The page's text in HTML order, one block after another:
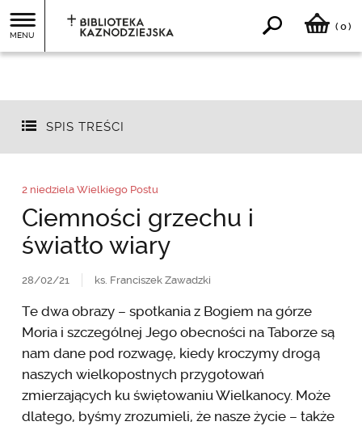
MENU
( 0)
SPIS TREŚCI
2 niedziela Wielkiego Postu
Ciemności grzechu i
światło wiary
28/02/21 ks. Franciszek Zawadzki
Te dwa obrazy – spotkania z Bogiem na górze
Moria i szczególnej Jego obecności na Taborze są
nam dane pod rozwagę, kiedy kroczymy drogą
naszych wielkopostnych przygotowań
zmierzających ku świętowaniu Wielkanocy. Może
dlatego, byśmy zrozumieli, że nasze życie – także